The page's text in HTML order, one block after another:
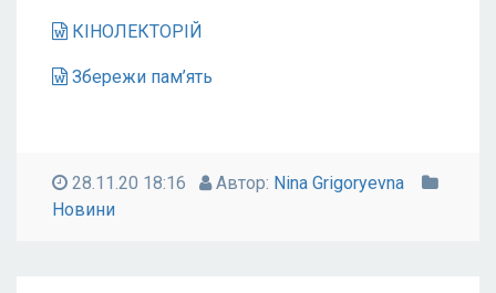
КІНОЛЕКТОРІЙ
Збережи пам’ять
28.11.20 18:16 Автор: Nina Grigoryevna
Новини